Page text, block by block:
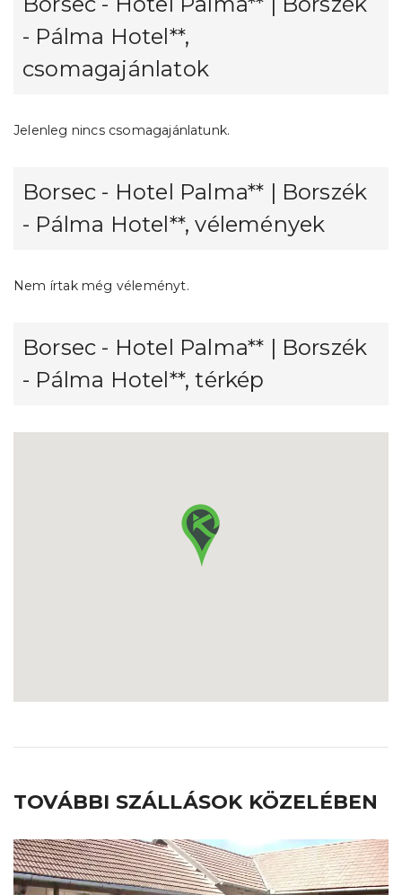
- Pálma Hotel**,
csomagajánlatok
Jelenleg nincs csomagajánlatunk.
Borsec - Hotel Palma** | Borszék
- Pálma Hotel**, vélemények
Nem írtak még véleményt.
Borsec - Hotel Palma** | Borszék
- Pálma Hotel**, térkép
TOVÁBBI SZÁLLÁSOK KÖZELÉBEN